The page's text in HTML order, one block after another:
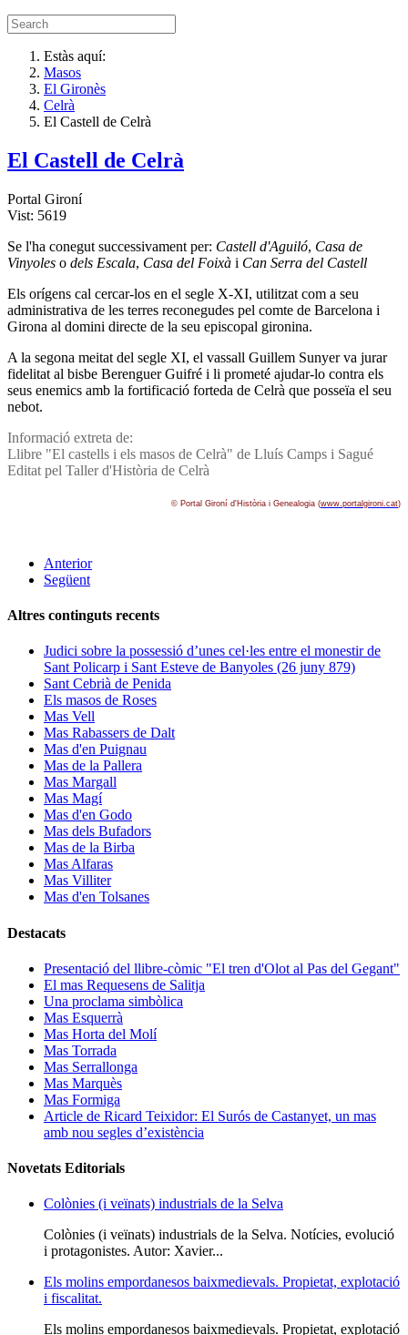
Estàs aquí:
Masos
El Gironès
Celrà
El Castell de Celrà
El Castell de Celrà
Portal Gironí
Vist: 5619
Se l'ha conegut successivament per: Castell d'Aguiló, Casa de
Vinyoles o dels Escala, Casa del Foixà i Can Serra del Castell
Els orí­gens cal cercar-los en el segle X-XI, utilitzat com a seu
administrativa de les terres reconegudes pel comte de Barcelona i
Girona al domini directe de la seu episcopal gironina.
A la segona meitat del segle XI, el vassall Guillem Sunyer va jurar
fidelitat al bisbe Berenguer Guifré i li prometé ajudar-lo contra els
seus enemics amb la fortificació forteda de Celrà que posseïa el seu
nebot.
Informació extreta de:
Llibre "El castells i els masos de Celrà" de Lluí­s Camps i Sagué
Editat pel Taller d'Història de Celrà
© Portal Gironí­ d'Història i Genealogia (www.portalgironi.cat)
Anterior
Següent
Altres continguts recents
Judici sobre la possessió d’unes cel·les entre el monestir de
Sant Policarp i Sant Esteve de Banyoles (26 juny 879)
Sant Cebrià de Penida
Els masos de Roses
Mas Vell
Mas Rabassers de Dalt
Mas d'en Puignau
Mas de la Pallera
Mas Margall
Mas Magí
Mas d'en Godo
Mas dels Bufadors
Mas de la Birba
Mas Alfaras
Mas Villiter
Mas d'en Tolsanes
Destacats
Presentació del llibre-còmic "El tren d'Olot al Pas del Gegant"
El mas Requesens de Salitja
Una proclama simbòlica
Mas Esquerrà
Mas Horta del Molí
Mas Torrada
Mas Serrallonga
Mas Marquès
Mas Formiga
Article de Ricard Teixidor: El Surós de Castanyet, un mas
amb nou segles d’existència
Novetats Editorials
Colònies (i veïnats) industrials de la Selva
Colònies (i veïnats) industrials de la Selva. Notícies, evolució
i protagonistes. Autor: Xavier...
Els molins empordanesos baixmedievals. Propietat, explotació
i fiscalitat.
Els molins empordanesos baixmedievals. Propietat, explotació